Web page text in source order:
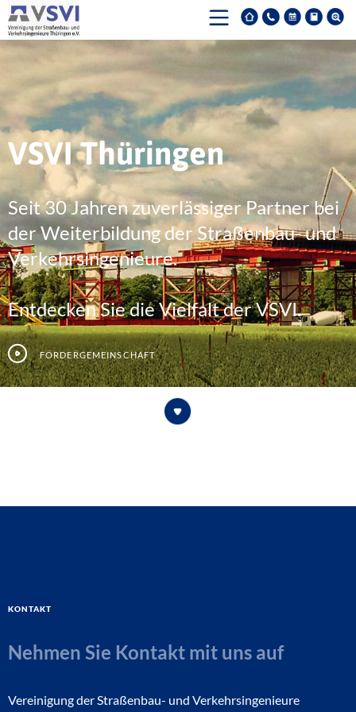
VSVI Thüringen
Seit 30 Jahren zuverlässiger Partner bei
der Weiterbildung der Straßenbau- und
Verkehrsingenieure.
Entdecken Sie die Vielfalt der VSVI.
Fördergemeinschaft
Kontakt
Nehmen Sie Kontakt mit uns auf
Vereinigung der Straßenbau- und Verkehrsingenieure